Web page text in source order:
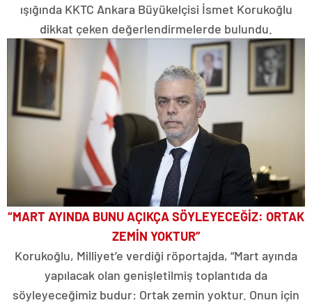
ışığında KKTC Ankara Büyükelçisi İsmet Korukoğlu
dikkat çeken değerlendirmelerde bulundu.
“MART AYINDA BUNU AÇIKÇA SÖYLEYECEĞİZ: ORTAK
ZEMİN YOKTUR”
Korukoğlu, Milliyet’e verdiği röportajda, “Mart ayında
yapılacak olan genişletilmiş toplantıda da
söyleyeceğimiz budur: Ortak zemin yoktur. Onun için